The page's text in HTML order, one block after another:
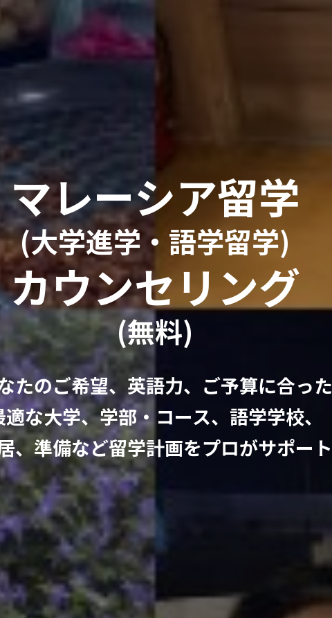
マレーシア留学
(大学進学・語学留学)
カウンセリング
(無料)
たのご希望、英語力、ご予算に合った
適な大学、学部・コース、語学学校、
、準備など留学計画をプロがサポート